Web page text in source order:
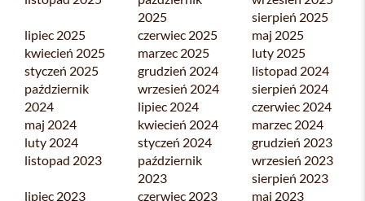
2025
sierpień 2025
lipiec 2025
czerwiec 2025
maj 2025
kwiecień 2025
marzec 2025
luty 2025
styczeń 2025
grudzień 2024
listopad 2024
październik
2024
wrzesień 2024
sierpień 2024
lipiec 2024
czerwiec 2024
maj 2024
kwiecień 2024
marzec 2024
luty 2024
styczeń 2024
grudzień 2023
listopad 2023
październik
2023
wrzesień 2023
sierpień 2023
lipiec 2023
czerwiec 2023
maj 2023